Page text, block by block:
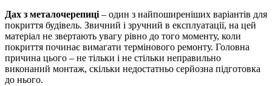
Дах з металочерепиці – один з найпоширеніших варіантів для
покриття будівель. Звичний і зручний в експлуатації, на цей
матеріал не звертають увагу рівно до того моменту, коли
покриття починає вимагати термінового ремонту. Головна
причина цього – не тільки і не стільки неправильно
виконаний монтаж, скільки недостатньо серйозна підготовка
до нього.